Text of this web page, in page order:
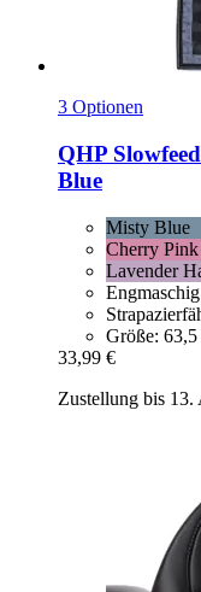
3 Optionen
QHP
Blue
Misty Blue
Cherry Pink
Lavender
Größe:
33,99 €
Zustellung bis 13.